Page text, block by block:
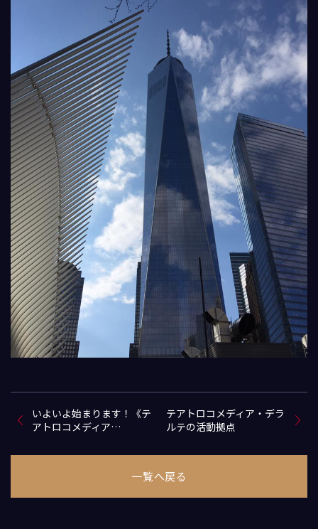
いよいよ始まります！《テ
アトロコメディア…
テアトロコメディア・デラ
ルテの活動拠点
一覧へ戻る